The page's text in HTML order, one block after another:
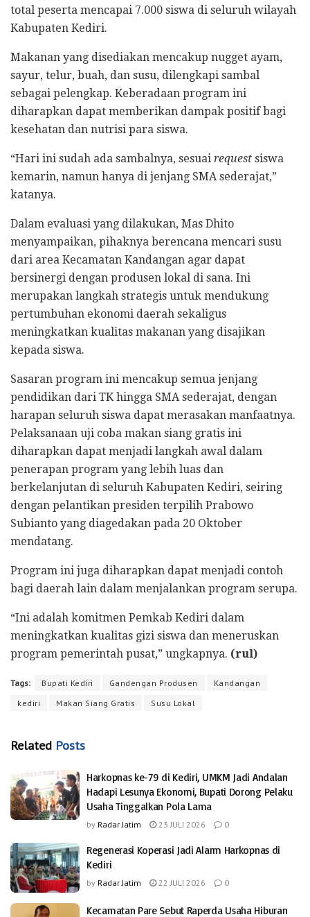
total peserta mencapai 7.000 siswa di seluruh wilayah
Kabupaten Kediri.
Makanan yang disediakan mencakup nugget ayam,
sayur, telur, buah, dan susu, dilengkapi sambal
sebagai pelengkap. Keberadaan program ini
diharapkan dapat memberikan dampak positif bagi
kesehatan dan nutrisi para siswa.
“Hari ini sudah ada sambalnya, sesuai request siswa
kemarin, namun hanya di jenjang SMA sederajat,”
katanya.
Dalam evaluasi yang dilakukan, Mas Dhito
menyampaikan, pihaknya berencana mencari susu
dari area Kecamatan Kandangan agar dapat
bersinergi dengan produsen lokal di sana. Ini
merupakan langkah strategis untuk mendukung
pertumbuhan ekonomi daerah sekaligus
meningkatkan kualitas makanan yang disajikan
kepada siswa.
Sasaran program ini mencakup semua jenjang
pendidikan dari TK hingga SMA sederajat, dengan
harapan seluruh siswa dapat merasakan manfaatnya.
Pelaksanaan uji coba makan siang gratis ini
diharapkan dapat menjadi langkah awal dalam
penerapan program yang lebih luas dan
berkelanjutan di seluruh Kabupaten Kediri, seiring
dengan pelantikan presiden terpilih Prabowo
Subianto yang diagedakan pada 20 Oktober
mendatang.
Program ini juga diharapkan dapat menjadi contoh
bagi daerah lain dalam menjalankan program serupa.
“Ini adalah komitmen Pemkab Kediri dalam
meningkatkan kualitas gizi siswa dan meneruskan
program pemerintah pusat,” ungkapnya. (rul)
Tags: Bupati Kediri Gandengan Produsen
Kandangan
kediri
Makan Siang Gratis Susu Lokal
Related Posts
Harkopnas ke-79 di Kediri, UMKM Jadi Andalan
Hadapi Lesunya Ekonomi, Bupati Dorong Pelaku
Usaha Tinggalkan Pola Lama
by Radar Jatim 23 JULI 2026 0
Regenerasi Koperasi Jadi Alarm Harkopnas di
Kediri
by Radar Jatim 22 JULI 2026 0
Kecamatan Pare Sebut Raperda Usaha Hiburan